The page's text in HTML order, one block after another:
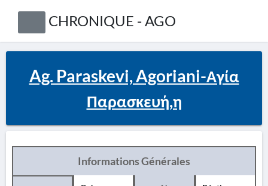
CHRONIQUE - AGO
Ag. Paraskevi, Agoriani-Αγία
Παρασκευή,η
Informations Générales